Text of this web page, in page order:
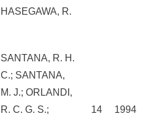
HASEGAWA, R.
SANTANA, R. H.
C.; SANTANA,
M. J.; ORLANDI,
R. C. G. S.;
14 1994